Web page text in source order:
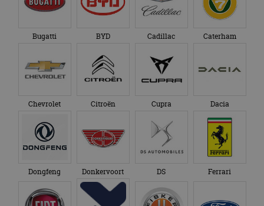
Bugatti BYD Cadillac Caterham
Chevrolet Citroën Cupra Dacia
Dongfeng Donkervoort DS Ferrari